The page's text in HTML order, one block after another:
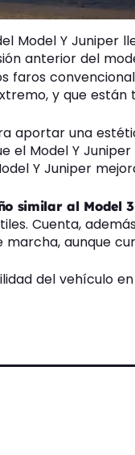
Model Y Juniper
anterior del
faros
y que
aportar una
el Model Y
Y Juniper
similar al Model
Cuenta,
aunque
del vehículo